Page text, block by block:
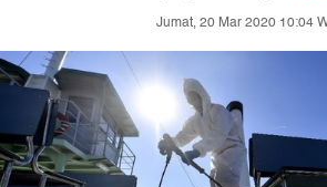
Jumat, 20 Mar 2020 10:04